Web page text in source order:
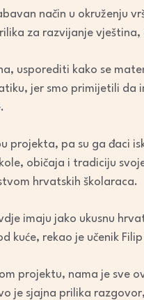
način u okruženju
za razvijanje vještina,
usporediti kako se
jer smo primijetili da
projekta, pa su ga đaci
običaja i tradiciju
hrvatskih školaraca.
imaju jako ukusnu
kuće, rekao je učenik Filip
projektu, nama je sve
je sjajna prilika razgovor,